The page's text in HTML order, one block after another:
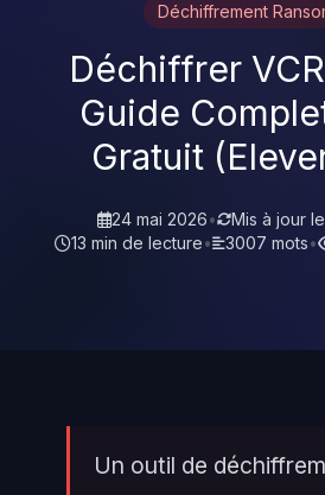
Déchiffrement
Déchiffrer
Guide
Gratuit
24 mai 2026• Mis à jour le
13 min de lecture• 3007 mots•
Un outil de